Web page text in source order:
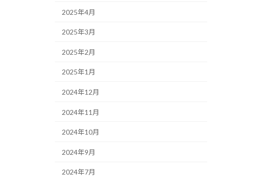
2025年4月
2025年3月
2025年2月
2025年1月
2024年12月
2024年11月
2024年10月
2024年9月
2024年7月